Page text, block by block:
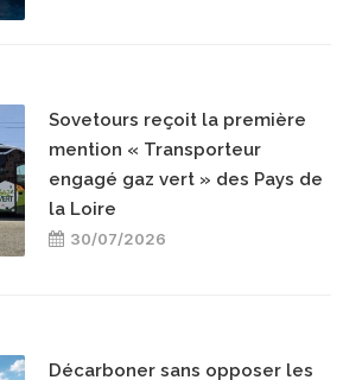
Sovetours reçoit la première
mention « Transporteur
engagé gaz vert » des Pays de
la Loire
30/07/2026
Décarboner sans opposer les